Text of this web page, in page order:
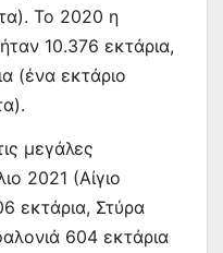
Το 2020 η
10.376 εκτάρια,
(ένα εκτάριο
μεγάλες
2021 (Αίγιο
εκτάρια, Στύρα
604 εκτάρια